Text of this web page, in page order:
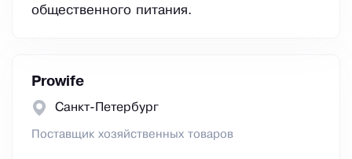
общественного питания.
Prowife
Санкт-Петербург
Поставщик хозяйственных товаров